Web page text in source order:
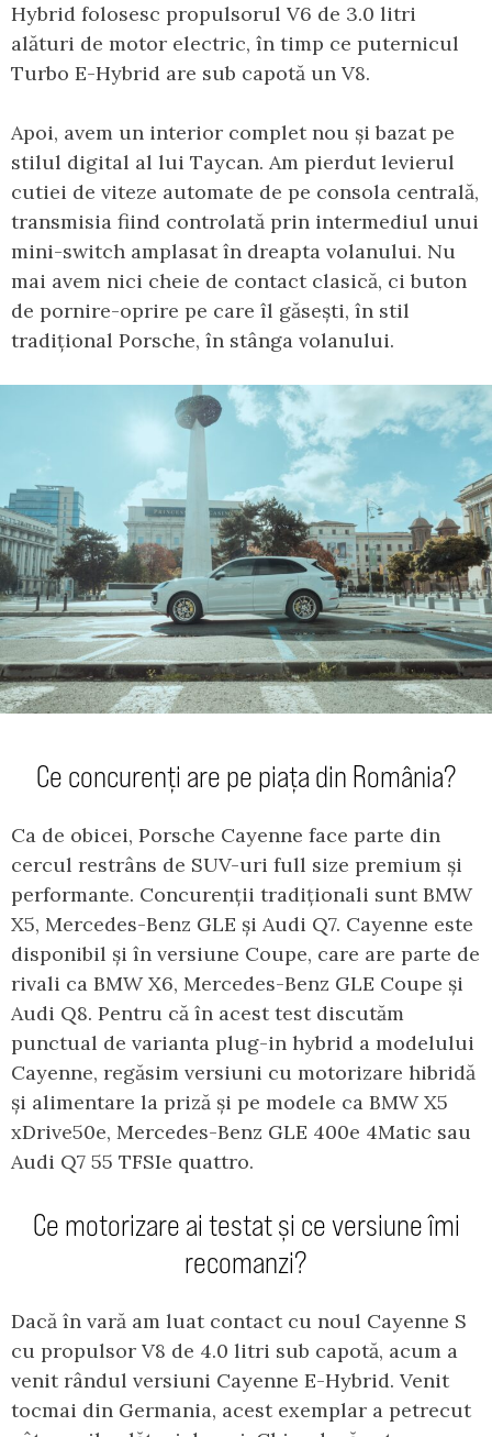
Hybrid folosesc propulsorul V6 de 3.0 litri
alături de motor electric, în timp ce puternicul
Turbo E-Hybrid are sub capotă un V8.
Apoi, avem un interior complet nou și bazat pe
stilul digital al lui Taycan. Am pierdut levierul
cutiei de viteze automate de pe consola centrală,
transmisia fiind controlată prin intermediul unui
mini-switch amplasat în dreapta volanului. Nu
mai avem nici cheie de contact clasică, ci buton
de pornire-oprire pe care îl găsești, în stil
tradițional Porsche, în stânga volanului.
Ce concurenți are pe piața din România?
Ca de obicei, Porsche Cayenne face parte din
cercul restrâns de SUV-uri full size premium și
performante. Concurenții tradiționali sunt BMW
X5, Mercedes-Benz GLE și Audi Q7. Cayenne este
disponibil și în versiune Coupe, care are parte de
rivali ca BMW X6, Mercedes-Benz GLE Coupe și
Audi Q8. Pentru că în acest test discutăm
punctual de varianta plug-in hybrid a modelului
Cayenne, regăsim versiuni cu motorizare hibridă
și alimentare la priză și pe modele ca BMW X5
xDrive50e, Mercedes-Benz GLE 400e 4Matic sau
Audi Q7 55 TFSIe quattro.
Ce motorizare ai testat și ce versiune îmi
recomanzi?
Dacă în vară am luat contact cu noul Cayenne S
cu propulsor V8 de 4.0 litri sub capotă, acum a
venit rândul versiuni Cayenne E-Hybrid. Venit
tocmai din Germania, acest exemplar a petrecut